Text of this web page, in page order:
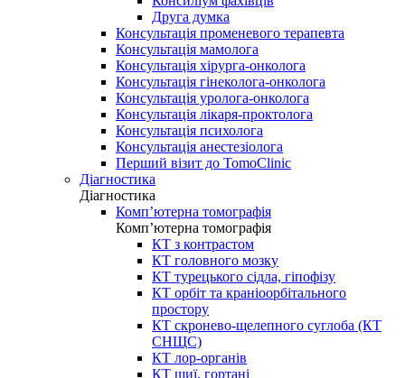
Друга думка
Консультація променевого терапевта
Консультація мамолога
Консультація хірурга-онколога
Консультація гінеколога-онколога
Консультація уролога-онколога
Консультація лікаря-проктолога
Консультація психолога
Консультація анестезіолога
Перший візит до TomoClinic
Діагностика
Діагностика
Комп’ютерна томографія
Комп’ютерна томографія
КТ з контрастом
КТ головного мозку
КТ турецького сідла, гіпофізу
КТ орбіт та краніоорбітального
простору
КТ скронево-щелепного суглоба (КТ
СНЩС)
КТ лор-органів
КТ шиї, гортані